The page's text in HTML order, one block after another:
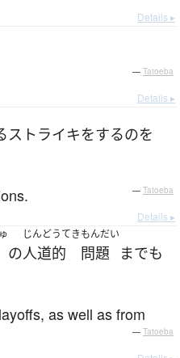
Details ▸
— Tatoeba
Details ▸
ストライキをするのを
— Tatoeba
Details ▸
の
じんどうてき
人道的
もんだい
問題 までも
as well as from
— Tatoeba